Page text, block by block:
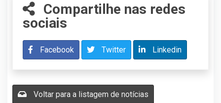
Compartilhe nas redes
sociais
Facebook Twitter Linkedin
Voltar para a listagem de notícias